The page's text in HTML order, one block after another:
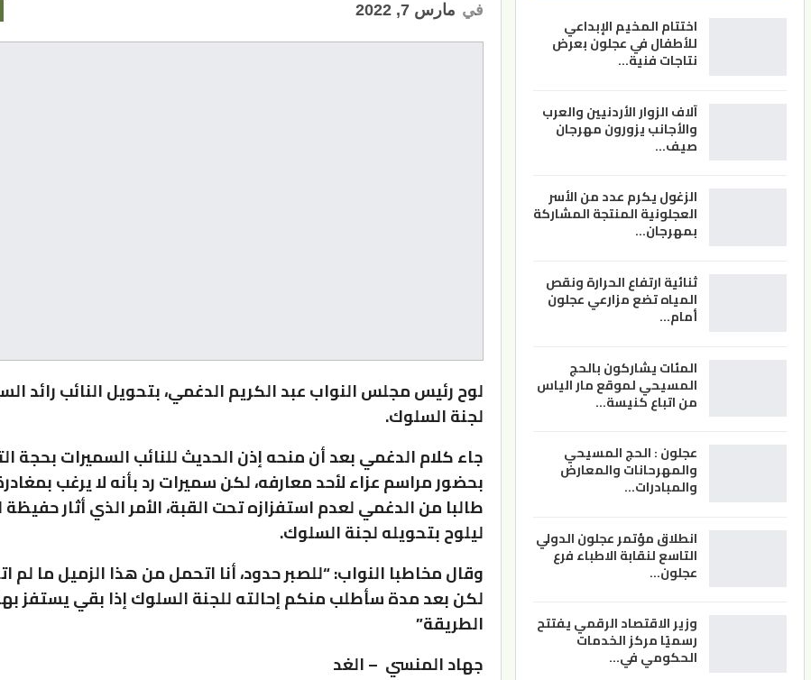
في مارس 7, 2022
لوح رئيس مجلس النواب عبد الكريم الدغمي، بتحويل النائب رائد
لجنة السلوك.
جاء كلام الدغمي بعد أن منحه إذن الحديث للنائب السميرات بحجة
بحضور مراسم عزاء لأحد معارفه، لكن سميرات رد بأنه لا يرغب
طالبا من الدغمي لعدم استفزازه تحت القبة، الأمر الذي أثار
ليلوح بتحويله لجنة السلوك.
وقال مخاطبا النواب: “للصبر حدود، أنا اتحمل من هذا الزميل ما لم
لكن بعد مدة سأطلب منكم إحالته للجنة السلوك إذا بقي يستفز
الطريقة”
جهاد المنسي – الغد
اختتام المخيم الإبداعي
للأطفال في عجلون بعرض
نتاجات فنية…
آلاف الزوار الأردنيين والعرب
والأجانب يزورون مهرجان
صيف…
الزغول يكرم عدد من الأسر
العجلونية المنتجة المشاركة
بمهرجان…
ثنائية ارتفاع الحرارة ونقص
المياه تضع مزارعي عجلون
أمام…
المئات يشاركون بالحج
المسيحي لموقع مار الياس
من اتباع كنيسة…
عجلون : الحج المسيحي
والمهرحانات والمعارض
والمبادرات…
انطلاق مؤتمر عجلون الدولي
التاسع لنقابة الاطباء فرع
عجلون…
وزير الاقتصاد الرقمي يفتتح
رسميًا مركز الخدمات
الحكومي في…